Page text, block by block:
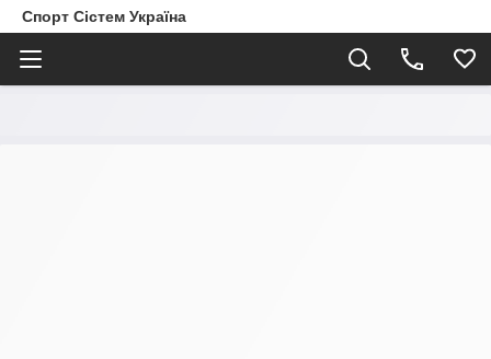
Спорт Сістем Україна